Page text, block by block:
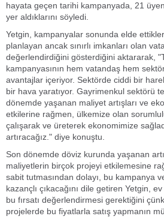
hayata geçen tarihi kampanyada, 21
yer aldıklarını söyledi.
Yetgin, kampanyalar sonunda elde
planlayan ancak sınırlı imkanları olan
değerlendirdiğini gösterdiğini aktararak,
kampanyasının hem vatandaş hem
avantajlar içeriyor. Sektörde ciddi bir
bir hava yaratıyor. Gayrimenkul sektörü
dönemde yaşanan maliyet artışları ve
etkilerine rağmen, ülkemize olan
çalışarak ve üreterek ekonomimize
artıracağız." diye konuştu.
Son dönemde döviz kurunda yaşanan
maliyetlerin birçok projeyi etkilemesine
sabit tutmasından dolayı, bu kampanya
kazançlı çıkacağını dile getiren Yetgin,
bu fırsatı değerlendirmesi gerektiğini
projelerde bu fiyatlarla satış yapmanın